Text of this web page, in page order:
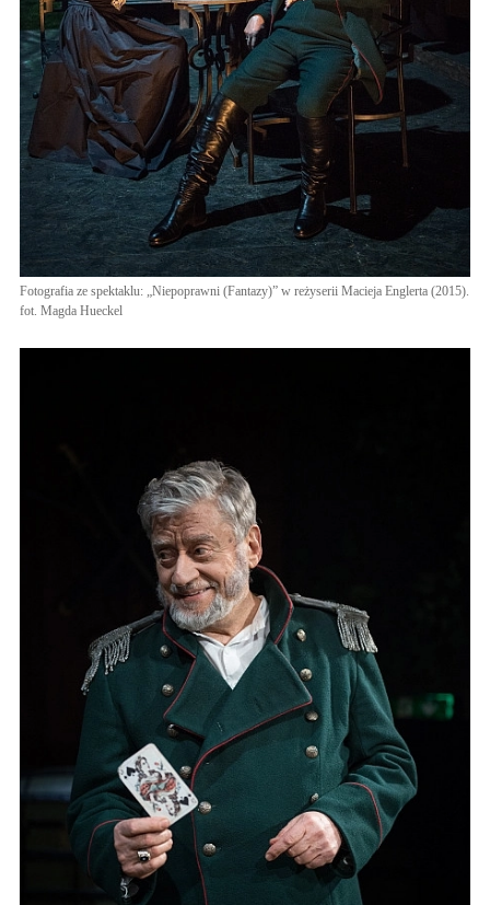
Fotografia ze spektaklu: „Niepoprawni (Fantazy)” w reżyserii Macieja Englerta (2015).
fot. Magda Hueckel